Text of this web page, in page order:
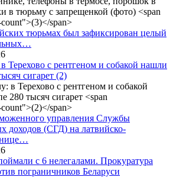
тюрьмах был зафиксирован целый
Терехово с рентгеном и собакой нашли
сигарет (2)
управления Службы
доходов (СГД) на латвийско-
с 6 нелегалами. Прокуратура
пограничников Беларуси